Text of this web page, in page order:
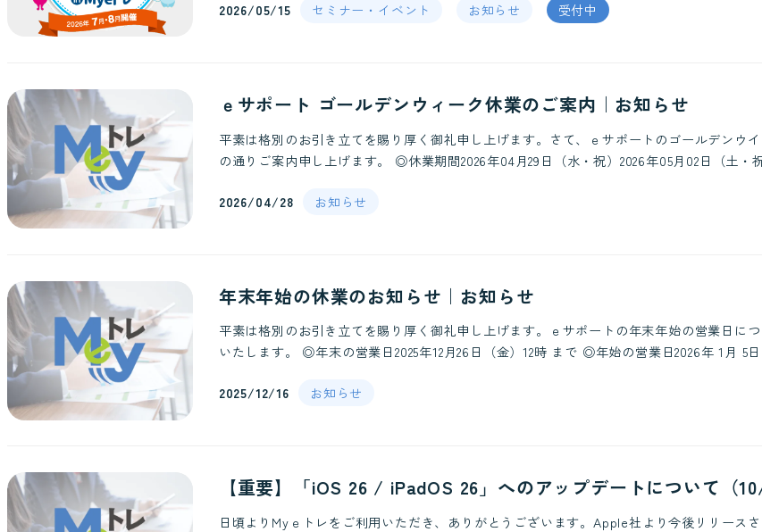
2026/05/15 セミナー・イベント お知らせ 受付中
ｅサポート ゴールデンウィーク休業のご案内｜お知らせ
平素は格別のお引き立てを賜り厚く御礼申し上げます。さて、ｅサポートのゴールデンウ
の通りご案内申し上げます。 ◎休業期間2026年04月29日（水・祝）2026年05月02日（土・
2026/04/28 お知らせ
年末年始の休業のお知らせ｜お知らせ
平素は格別のお引き立てを賜り厚く御礼申し上げます。ｅサポートの年末年始の営業日に
いたします。 ◎年末の営業日2025年12月26日（金）12時 まで ◎年始の営業日2026年 1月 5
2025/12/16 お知らせ
【重要】「iOS 26 / iPadOS 26」へのアップデートについて（
日頃よりMyｅトレをご利用いただき、ありがとうございます。Apple社より今後リリース